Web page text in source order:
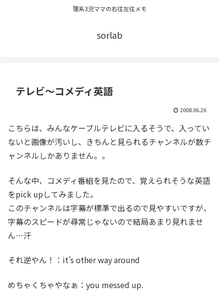
理系3児ママの右往左往メモ
sorlab
テレビ～コメディ英語
2008.06.26
こちらは、みんなケーブルテレビに入るそうで、入ってい
ないと画像が汚いし、きちんと見られるチャンネルが数チ
ャンネルしかありません。。
そんな中、コメディ番組を見たので、覚えられそうな英語
をpick upしてみました。
このチャンネルは字幕が標準で出るので見やすいですが、
字幕のスピードが尋常じゃないので結局あまり見れませ
ん…汗
それ逆やん！：it’s other way around
めちゃくちゃやなぁ：you messed up.